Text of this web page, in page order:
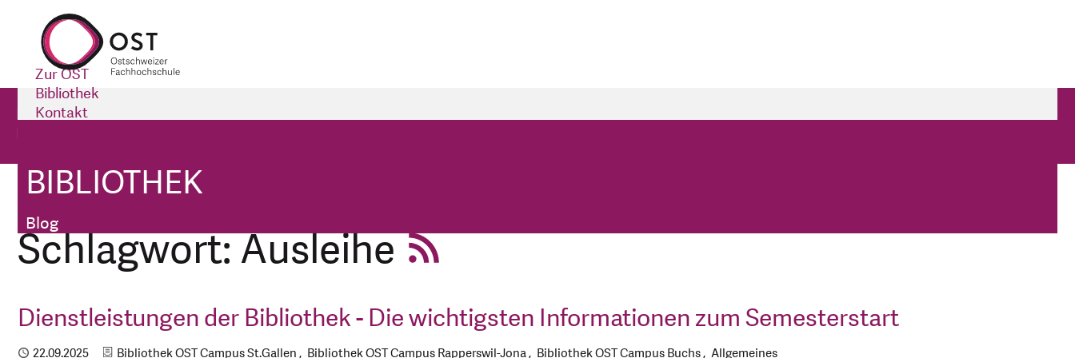
Zur OST
Bibliothek
Kontakt
BIBLIOTHEK
Blog
Bibliothek
Bibliothek
Schlagwort: Ausleihe
Dienstleistungen der Bibliothek - Die wichtigsten Informationen zum Semesterstart
Publiziert
22.09.2025 Kategorien
Bibliothek OST Campus St.Gallen Bibliothek OST Campus Rapperswil-Jona Bibliothek OST Campus Buchs
Allgemeines